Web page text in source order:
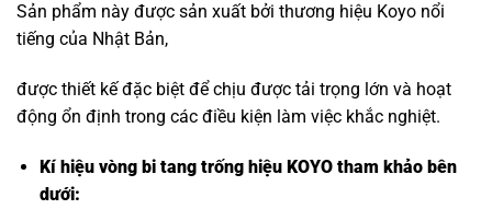
Sản phẩm này được sản xuất bởi thương hiệu Koyo nổi
tiếng của Nhật Bản,
được thiết kế đặc biệt để chịu được tải trọng lớn và hoạt
động ổn định trong các điều kiện làm việc khắc nghiệt.
Kí hiệu vòng bi tang trống hiệu KOYO tham khảo bên
dưới: